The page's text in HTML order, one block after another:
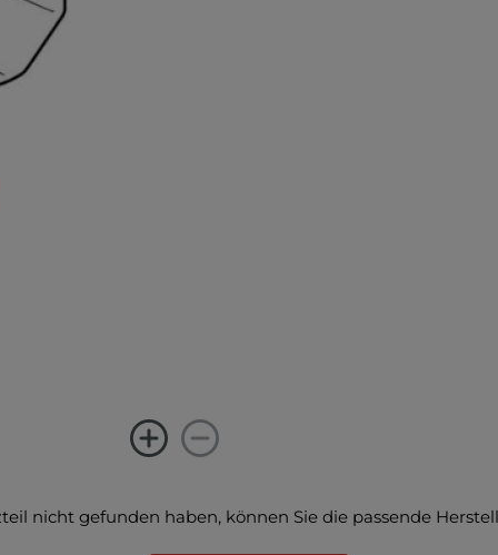
nicht gefunden haben, können Sie die passende